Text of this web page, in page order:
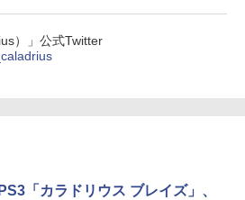
）」公式Twitter
「カラドリウス ブレイズ」、